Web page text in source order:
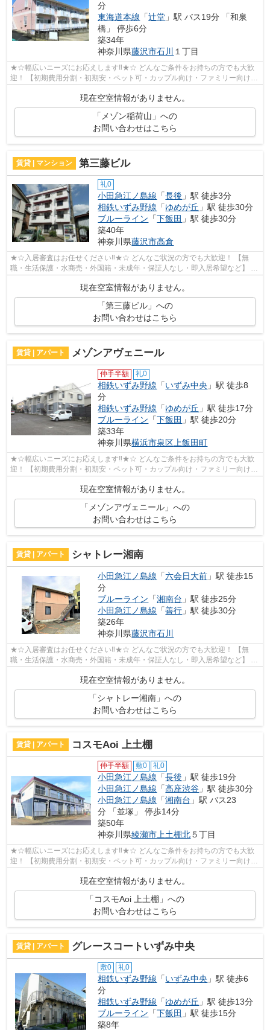
分
東海道本線 「辻堂 」駅 バス19分 「和泉
橋」 停歩6分
築34年
神奈川県藤沢市石川 １丁目
★☆幅広いニーズにお応えします‼★☆ どんなご条件をお持ちの方でも大歓
迎！ 【初期費用分割・初期安・ペット可・カップル向け・ファミリー向け・
現在空室情報がありません。
「メゾン稲荷山」への
お問い合わせはこちら
賃貸 | マンション 第三藤ビル
礼0
小田急江ノ島線 「長後 」駅 徒歩3分
相鉄いずみ野線 「ゆめが丘 」駅 徒歩30分
ブルーライン 「下飯田 」駅 徒歩30分
築40年
神奈川県藤沢市高倉
★☆入居審査はお任せください‼★☆ どんなご状況の方でも大歓迎！ 【無
職・生活保護・水商売・外国籍・未成年・保証人なし・即入居希望など】 ネ
ット非公開の物件からもお探し致します‼ ...
現在空室情報がありません。
「第三藤ビル」への
お問い合わせはこちら
賃貸 | アパート メゾンアヴェニール
仲手半額 礼0
相鉄いずみ野線 「いずみ中央 」駅 徒歩8
分
相鉄いずみ野線 「ゆめが丘 」駅 徒歩17分
ブルーライン 「下飯田 」駅 徒歩20分
築33年
神奈川県横浜市泉区 上飯田町
★☆幅広いニーズにお応えします‼★☆ どんなご条件をお持ちの方でも大歓
迎！ 【初期費用分割・初期安・ペット可・カップル向け・ファミリー向け・
現在空室情報がありません。
「メゾンアヴェニール」への
お問い合わせはこちら
賃貸 | アパート シャトレー湘南
小田急江ノ島線 「六会日大前 」駅 徒歩15
分
ブルーライン 「湘南台 」駅 徒歩25分
小田急江ノ島線 「善行 」駅 徒歩30分
築26年
神奈川県藤沢市石川
★☆入居審査はお任せください‼★☆ どんなご状況の方でも大歓迎！ 【無
職・生活保護・水商売・外国籍・未成年・保証人なし・即入居希望など】 ネ
ット非公開の物件からもお探し致します‼ ...
現在空室情報がありません。
「シャトレー湘南」への
お問い合わせはこちら
賃貸 | アパート コスモAoi 上土棚
仲手半額 敷0 礼0
小田急江ノ島線 「長後 」駅 徒歩19分
小田急江ノ島線 「高座渋谷 」駅 徒歩30分
小田急江ノ島線 「湘南台 」駅 バス23
分 「並塚」 停歩14分
築50年
神奈川県綾瀬市上土棚北５丁目
★☆幅広いニーズにお応えします‼★☆ どんなご条件をお持ちの方でも大歓
迎！ 【初期費用分割・初期安・ペット可・カップル向け・ファミリー向け・
現在空室情報がありません。
「コスモAoi 上土棚」への
お問い合わせはこちら
賃貸 | アパート グレースコートいずみ中央
敷0 礼0
相鉄いずみ野線 「いずみ中央 」駅 徒歩6
分
相鉄いずみ野線 「ゆめが丘 」駅 徒歩13分
ブルーライン 「下飯田 」駅 徒歩15分
築8年